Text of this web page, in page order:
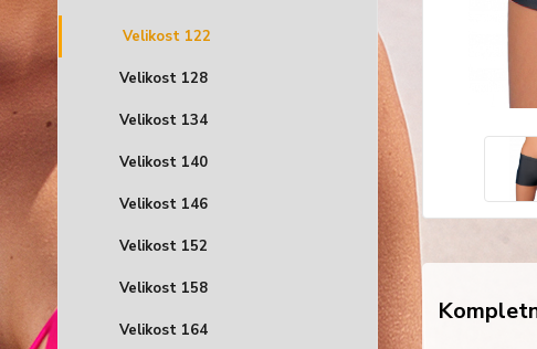
Velikost 122
Velikost 128
Velikost 134
Velikost 140
Velikost 146
Velikost 152
Velikost 158
Velikost 164